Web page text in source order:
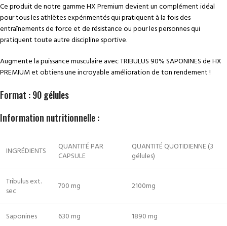
Ce produit de notre gamme HX Premium devient un complément idéal
pour tous les athlètes expérimentés qui pratiquent à la fois des
entraînements de force et de résistance ou pour les personnes qui
pratiquent toute autre discipline sportive.
Augmente la puissance musculaire avec TRIBULUS 90% SAPONINES de HX
PREMIUM et obtiens une incroyable amélioration de ton rendement !
Format : 90 gélules
Information nutritionnelle :
INGRÉDIENTS
QUANTITÉ PAR
CAPSULE
QUANTITÉ QUOTIDIENNE (3
gélules)
Tribulus ext.
sec
700 mg 2100mg
Saponines 630 mg 1890 mg